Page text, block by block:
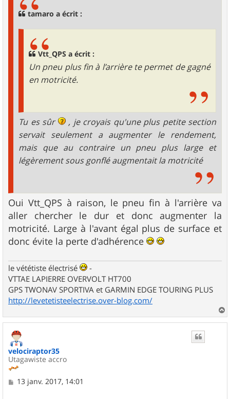
tamaro a écrit :
Vtt_QPS a écrit :
Un pneu plus fin à l’arrière te permet de gagné
en motricité.
Tu es sûr
, je croyais qu'une plus petite section
servait seulement a augmenter le rendement,
mais que au contraire un pneu plus large et
légèrement sous gonflé augmentait la motricité
Oui Vtt_QPS à raison, le pneu fin à l'arrière va
aller chercher le dur et donc augmenter la
motricité. Large à l'avant égal plus de surface et
donc évite la perte d'adhérence
le vététiste électrisé
-
VTTAE LAPIERRE OVERVOLT HT700
GPS TWONAV SPORTIVA et GARMIN EDGE TOURING PLUS
http://levetetisteelectrise.over-blog.com/
a
velociraptor35
Utagawiste accro
M13 janv. 2017, 14:01